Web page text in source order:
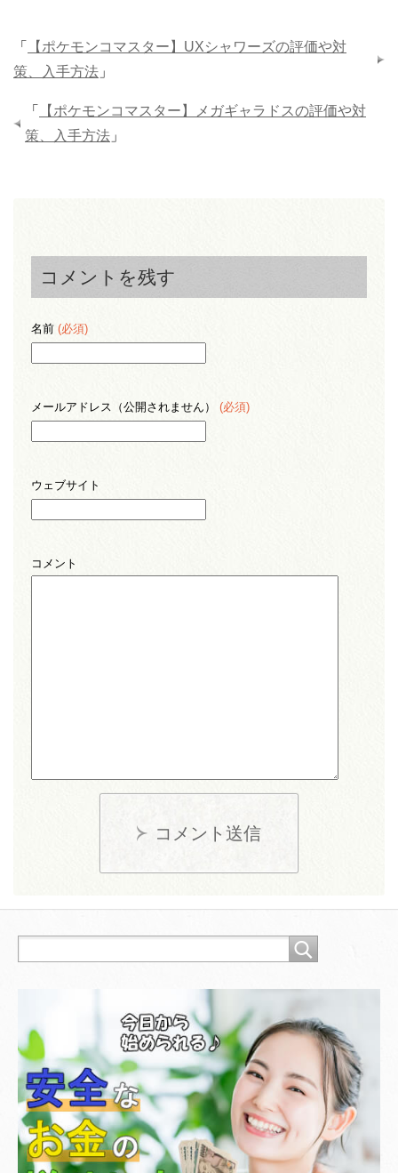
「
【ポケモンコマスター】UXシャワーズの評価や対
策、入手方法 」
「
【ポケモンコマスター】メガギャラドスの評価や対
策、入手方法 」
コメントを残す
名前 (必須)
メールアドレス（公開されません） (必須)
ウェブサイト
コメント
コメント送信